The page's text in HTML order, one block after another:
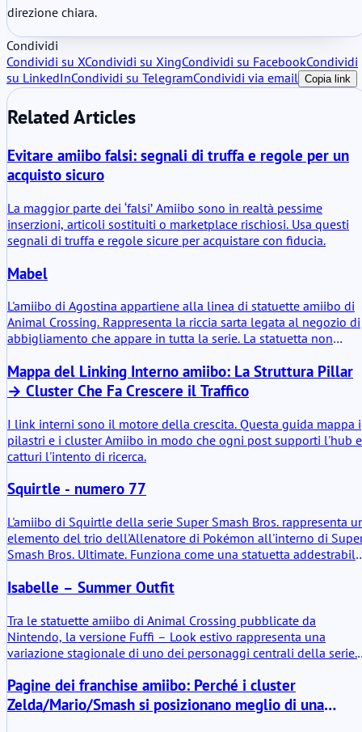
direzione chiara.
Condividi
Condividi su XCondividi su XingCondividi su FacebookCondividi
su LinkedInCondividi su TelegramCondividi via email Copia link
Related Articles
Evitare amiibo falsi: segnali di truffa e regole per un
acquisto sicuro
La maggior parte dei ‘falsi’ Amiibo sono in realtà pessime
inserzioni, articoli sostituiti o marketplace rischiosi. Usa questi
segnali di truffa e regole sicure per acquistare con fiducia.
Mabel
L'amiibo di Agostina appartiene alla linea di statuette amiibo di
Animal Crossing. Rappresenta la riccia sarta legata al negozio di
abbigliamento che appare in tutta la serie. La statuetta non
consolidato in un formato scansionabile per i sistemi Nintendo
compatibili.
Mappa del Linking Interno amiibo: La Struttura Pillar
→ Cluster Che Fa Crescere il Traffico
I link interni sono il motore della crescita. Questa guida mappa i
pilastri e i cluster Amiibo in modo che ogni post supporti l'hub e
catturi l'intento di ricerca.
Squirtle - numero 77
L'amiibo di Squirtle della serie Super Smash Bros. rappresenta
elemento del trio dell'Allenatore di Pokémon all'interno di
Smash Bros. Ultimate. Funziona come una statuetta addestrabile
termini pratici, questo amiibo offre l'archiviazione dei dati di
decorativo. Possiede un valore funzionale tra i sistemi
Isabelle – Summer Outfit
Tra le statuette amiibo di Animal Crossing pubblicate da
Nintendo, la versione Fuffi – Look estivo rappresenta una
variazione stagionale di uno dei personaggi centrali della serie.
di Animal Crossing, ma il suo aspetto riflette il tono più leggero
rilassato spesso visibile durante gli eventi estivi nei giochi.
Quando viene scansionata tramite NFC, la statuetta interagisce
Pagine dei franchise amiibo: Perché i cluster
Zelda/Mario/Smash si posizionano meglio di una